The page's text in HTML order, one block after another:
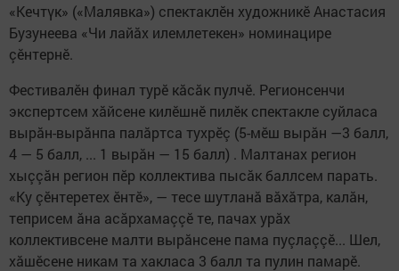
«Кечтүк» («Малявка») спектаклӗн художникӗ Анастасия
Бузунеева «Чи лайăх илемлетекен» номинацире
çӗнтернӗ.
Фестивалӗн финал турӗ кăсăк пулчӗ. Регионсенчи
экспертсем хăйсене килӗшнӗ пилӗк спектакле суйласа
вырăн-вырăнпа палăртса тухрӗç (5-мӗш вырăн —3 балл,
4 — 5 балл, ... 1 вырăн — 15 балл) . Малтанах регион
хыççăн регион пӗр коллектива пысăк баллсем парать.
«Ку çӗнтеретех ӗнтӗ», — тесе шутланă вăхăтра, калăн,
теприсем ăна асăрхамаççӗ те, пачах урăх
коллективсене малти вырăнсене пама пуçлаççӗ... Шел,
хăшӗсене никам та хакласа 3 балл та пулин памарӗ.